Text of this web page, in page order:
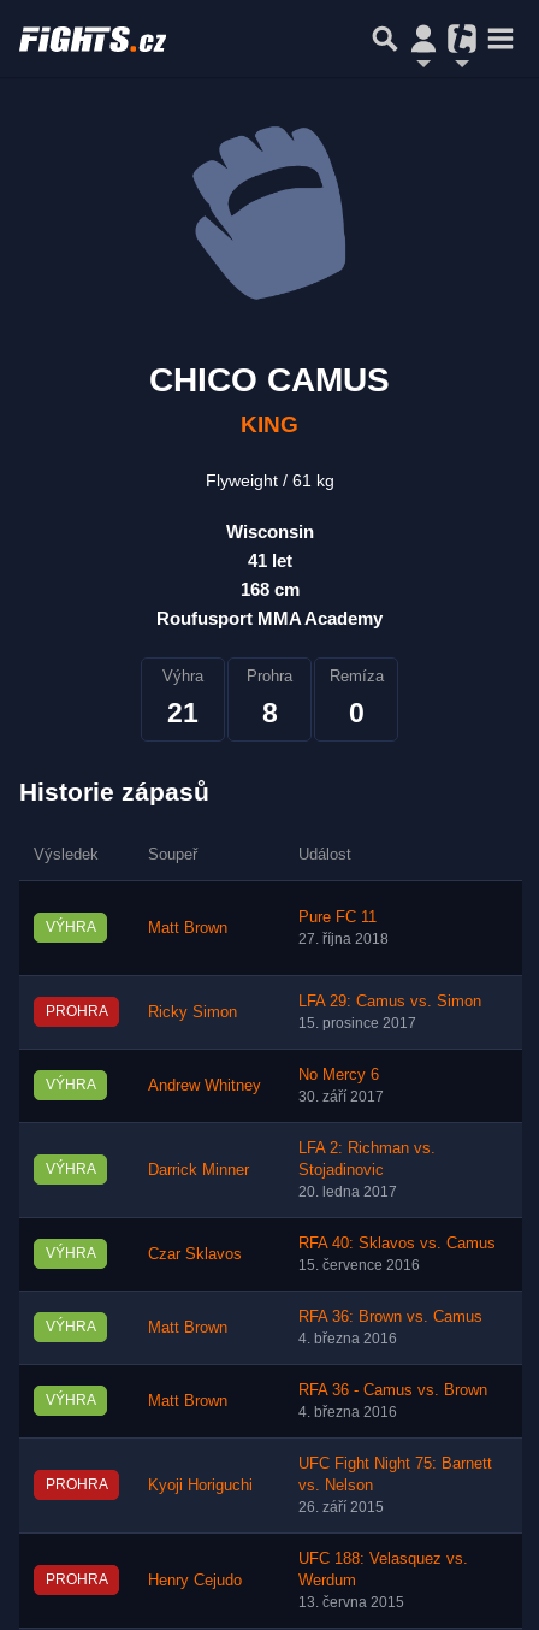
CHICO CAMUS
KING
Flyweight 61 kg
Wisconsin
41 let
168 cm
Roufusport MMA Academy
Výhra
21
Prohra
8
Remíza
0
Historie zápasů
Výsledek Soupeř Událost
VÝHRA Matt Brown
Pure FC 11
27. října 2018
PROHRA Ricky Simon
LFA 29: Camus vs. Simon
15. prosince 2017
VÝHRA Andrew Whitney
No Mercy 6
30. září 2017
VÝHRA Darrick Minner
LFA 2: Richman vs.
Stojadinovic
20. ledna 2017
VÝHRA Czar Sklavos
RFA 40: Sklavos vs. Camus
15. července 2016
VÝHRA Matt Brown
RFA 36: Brown vs. Camus
4. března 2016
VÝHRA Matt Brown
RFA 36 - Camus vs. Brown
4. března 2016
PROHRA Kyoji Horiguchi
UFC Fight Night 75: Barnett
vs. Nelson
26. září 2015
PROHRA Henry Cejudo
UFC 188: Velasquez vs.
Werdum
13. června 2015